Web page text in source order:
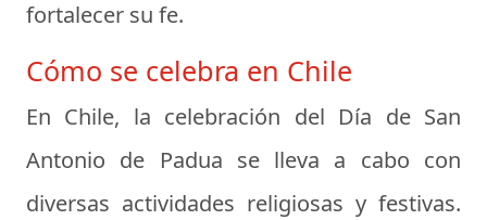
fortalecer su fe.
Cómo se celebra en Chile
En Chile, la celebración del Día de San
Antonio de Padua se lleva a cabo con
diversas actividades religiosas y festivas.